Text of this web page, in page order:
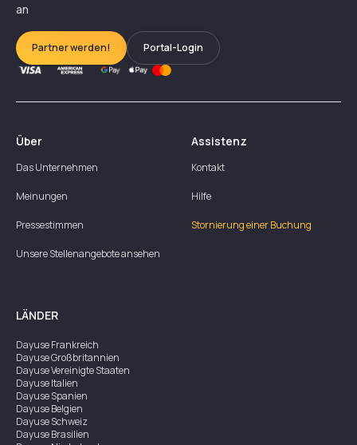
an
Partner werden! Portal-Login
Über
Das Unternehmen
Meinungen
Pressestimmen
Unsere Stellenangebote ansehen
Assistenz
Kontakt
Hilfe
Stornierung einer Buchung
LÄNDER
DayuseFrankreich
DayuseGroßbritannien
DayuseVereinigte Staaten
DayuseItalien
DayuseSpanien
DayuseBelgien
DayuseSchweiz
DayuseBrasilien